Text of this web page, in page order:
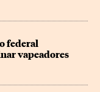
federal
vapeadores